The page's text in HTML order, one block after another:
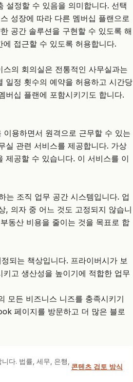
설정할 수 있음을 의미합니다. 선택
성장에 따라 다른 멤버십 플랜으로
공간 솔루션을 구현할 수 있도록 해
접근할 수 있도록 허용합니다.
의 회의실은 전통적인 사무실과는
일정 횟수의 예약을 허용하고 시간당
버십 플랜에 포함시키기도 합니다.
용하면서 원격으로 근무할 수 있는
실 관련 서비스를 제공합니다. 가상
제공할 수 있습니다. 이 서비스를 이
는 조직 업무 공간 시스템입니다. 업
, 의자 중 어느 것도 고정되지 않습니
동산 비용을 줄이는 것을 목표로 합
되는 책상입니다. 프라이버시가 보
고 생산성을 높이기에 적합한 업무
모든 비즈니스 니즈를 충족시키기
페이지를 방문하고 더 많은 블로
다. 법률, 세무, 은행,
콘텐츠 검토 방식